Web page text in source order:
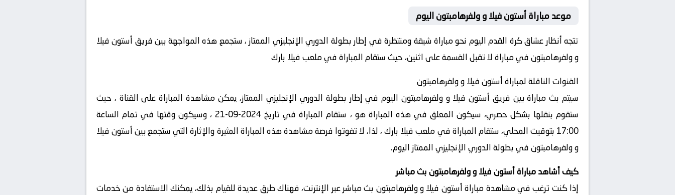
موعد مباراة أستون فيلا و ولفرهامبتون اليوم
تتجه أنظار عشاق كرة القدم اليوم نحو مباراة شيقة ومنتظرة في إطار بطولة الدوري الإنجليزي الممتاز ، ستجمع هذه المواجهة بين فريق أستون فيلا
و ولفرهامبتون في مباراة لا تقبل القسمة على اثنين، حيث ستقام المباراة في ملعب فيلا بارك
القنوات الناقلة لمباراة أستون فيلا و ولفرهامبتون
سيتم بث مباراة بين فريق أستون فيلا و ولفرهامبتون اليوم في إطار بطولة الدوري الإنجليزي الممتاز، يمكن مشاهدة المباراة على القناة ، حيث
ستقوم بنقلها بشكل حصري، سيكون المعلق في هذه المباراة هو ، ستقام المباراة في تاريخ 2024-09-21 ، وسيكون وقتها في تمام الساعة
17:00 بتوقيت المحلي، ستقام المباراة في ملعب فيلا بارك ، لذا، لا تفوتوا فرصة مشاهدة هذه المباراة المثيرة والإثارة التي ستجمع بين أستون فيلا
و ولفرهامبتون في بطولة الدوري الإنجليزي الممتاز اليوم.
كيف أشاهد مباراة أستون فيلا و ولفرهامبتون بث مباشر
إذا كنت ترغب في مشاهدة مباراة أستون فيلا و ولفرهامبتون بث مباشر عبر الإنترنت، فهناك طرق عديدة للقيام بذلك، يمكنك الاستفادة من خدمات